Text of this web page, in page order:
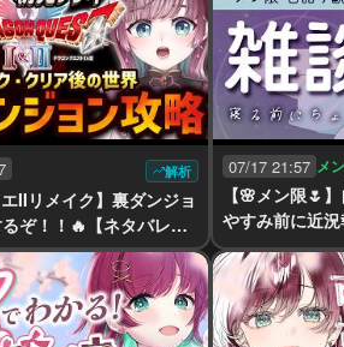
解析
IIリメイク】裏ダンジョ
ぞ！！🔥【ネタバレ注
】
07/17 21:57 メ
【🌸メン限🌷
やすみ前に近
tream 】